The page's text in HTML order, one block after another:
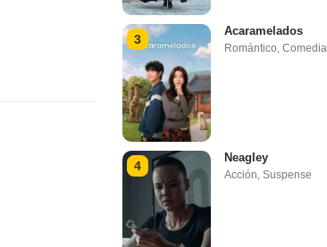
3
Acaramelados
Romántico Comedia
4
Neagley
Acción Suspense